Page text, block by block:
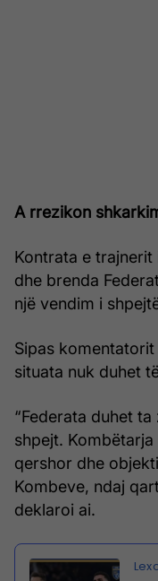
A rrezikon
Kontrata e
dhe brenda
një vendim i
Sipas
situata nuk duhet
“Federata duhet
shpejt.
qershor dhe
Kombeve, ndaj
deklaroi ai.